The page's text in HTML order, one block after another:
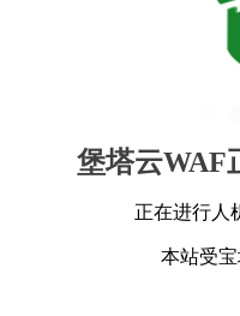
堡塔云WAF
正在进行人
本站受